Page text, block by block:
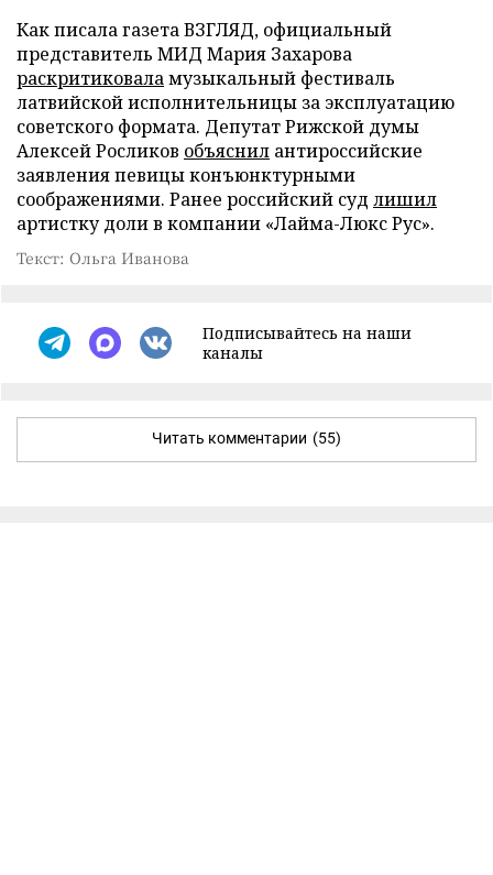
Как писала газета ВЗГЛЯД, официальный
представитель МИД Мария Захарова
раскритиковаламузыкальный фестиваль
латвийской исполнительницы за эксплуатацию
советского формата. Депутат Рижской думы
Алексей Росликов объяснил антироссийские
заявления певицы конъюнктурными
соображениями. Ранее российский суд лишил
артистку доли в компании «Лайма-Люкс Рус».
Текст: Ольга Иванова
Подписывайтесь на наши
каналы
Читать комментарии (55)